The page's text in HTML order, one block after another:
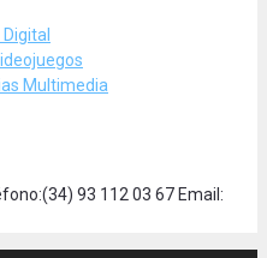
Multimedia
93 112 03 67 Email: